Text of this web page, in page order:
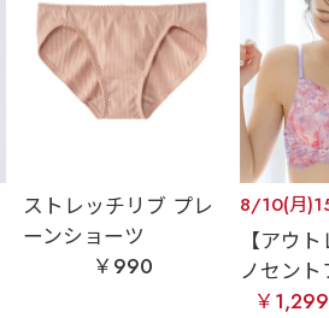
ストレッチリブ プレ
ーンショーツ
￥990
8/10(月
【アウ
ノセント
￥